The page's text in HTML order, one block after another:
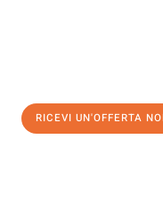
RICEVI UN'OFFERTA